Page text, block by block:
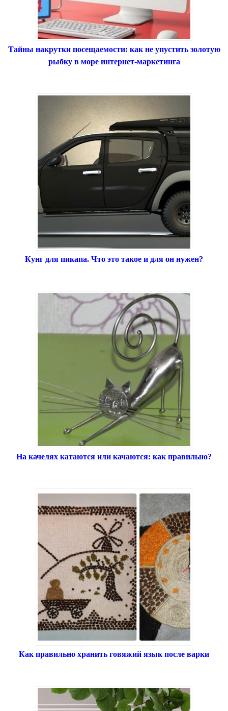
Тайны накрутки посещаемости: как не упустить золотую
рыбку в море интернет-маркетинга
Кунг для пикапа. Что это такое и для он нужен?
На качелях катаются или качаются: как правильно?
Как правильно хранить говяжий язык после варки